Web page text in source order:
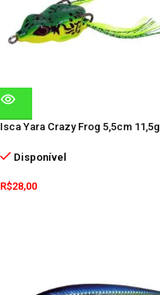
Isca Yara Crazy Frog 5,5cm 11,5g
Disponível
R$28,00